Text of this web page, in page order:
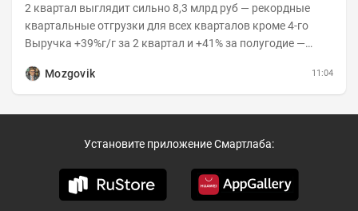
2 квартал выглядит сильно 8,3 млрд руб — рекордные
квартальные отгрузки для всех кварталов кроме 4-го
Выручка +39%г/г за 2 квартал и +41% за полугодие —
Mozgovik
11:04
Установите приложение Смартлаба: